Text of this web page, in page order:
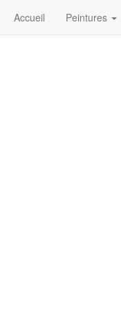
Accueil Peintures